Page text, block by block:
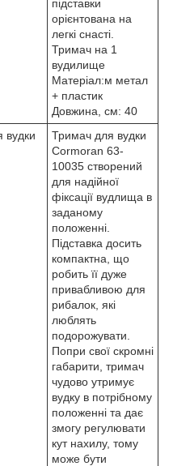
підставки
орієнтована на
легкі снасті.
Тримач на 1
вудилище
Матеріал:м метал
+ пластик
Довжина, см: 40
вудки
Тримач для вудки
Cormoran 63-
10035 створений
для надійної
фіксації вудлища в
заданому
положенні.
Підставка досить
компактна, що
робить її дуже
привабливою для
рибалок, які
люблять
подорожувати.
Попри свої скромні
габарити, тримач
чудово утримує
вудку в потрібному
положенні та дає
змогу регулювати
кут нахилу, тому
може бути